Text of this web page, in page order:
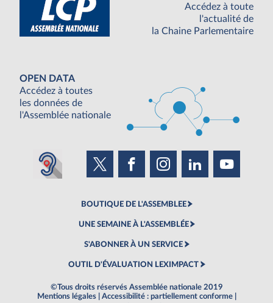
Accédez à toute
l'actualité de
la Chaine Parlementaire
OPEN DATA
Accédez à toutes
les données de
l'Assemblée nationale
BOUTIQUE DE L'ASSEMBLEE
UNE SEMAINE À L'ASSEMBLÉE
S'ABONNER À UN SERVICE
OUTIL D'ÉVALUATION LEXIMPACT
©Tous droits réservés Assemblée nationale 2019
Mentions légales
Accessibilité : partiellement conforme